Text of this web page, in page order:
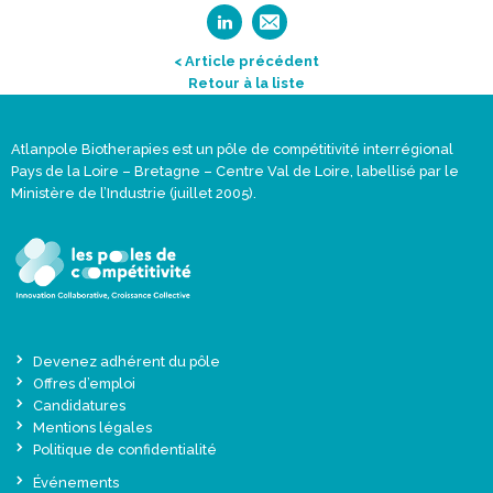
< Article précédent
Retour à la liste
Atlanpole Biotherapies est un pôle de compétitivité interrégional
Pays de la Loire – Bretagne – Centre Val de Loire, labellisé par le
Ministère de l’Industrie (juillet 2005).
Devenez adhérent du pôle
Offres d’emploi
Candidatures
Mentions légales
Politique de confidentialité
Événements